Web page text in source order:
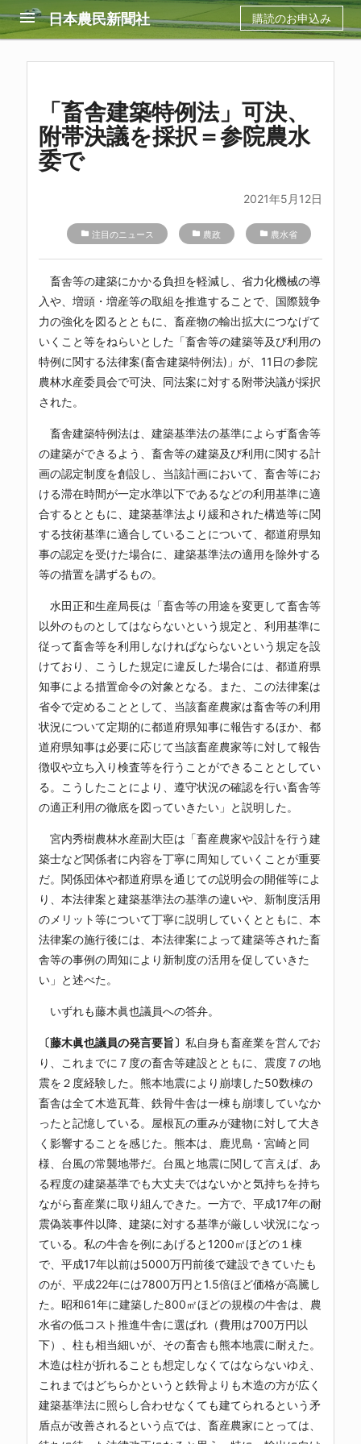
menu 日本農民新聞社 購読のお申込み
「畜舎建築特例法」可決、
附帯決議を採択＝参院農水
委で
2021年5月12日
folder 注目のニュース folder 農政 folder 農水省
畜舎等の建築にかかる負担を軽減し、省力化機械の導
入や、増頭・増産等の取組を推進することで、国際競争
力の強化を図るとともに、畜産物の輸出拡大につなげて
いくこと等をねらいとした「畜舎等の建築等及び利用の
特例に関する法律案(畜舎建築特例法)」が、11日の参院
農林水産委員会で可決、同法案に対する附帯決議が採択
された。
畜舎建築特例法は、建築基準法の基準によらず畜舎等
の建築ができるよう、畜舎等の建築及び利用に関する計
画の認定制度を創設し、当該計画において、畜舎等にお
ける滞在時間が一定水準以下であるなどの利用基準に適
合するとともに、建築基準法より緩和された構造等に関
する技術基準に適合していることについて、都道府県知
事の認定を受けた場合に、建築基準法の適用を除外する
等の措置を講ずるもの。
水田正和生産局長は「畜舎等の用途を変更して畜舎等
以外のものとしてはならないという規定と、利用基準に
従って畜舎等を利用しなければならないという規定を設
けており、こうした規定に違反した場合には、都道府県
知事による措置命令の対象となる。また、この法律案は
省令で定めることとして、当該畜産農家は畜舎等の利用
状況について定期的に都道府県知事に報告するほか、都
道府県知事は必要に応じて当該畜産農家等に対して報告
徴収や立ち入り検査等を行うことができることとしてい
る。こうしたことにより、遵守状況の確認を行い畜舎等
の適正利用の徹底を図っていきたい」と説明した。
宮内秀樹農林水産副大臣は「畜産農家や設計を行う建
築士など関係者に内容を丁寧に周知していくことが重要
だ。関係団体や都道府県を通じての説明会の開催等によ
り、本法律案と建築基準法の基準の違いや、新制度活用
のメリット等について丁寧に説明していくとともに、本
法律案の施行後には、本法律案によって建築等された畜
舎等の事例の周知により新制度の活用を促していきた
い」と述べた。
いずれも藤木眞也議員への答弁。
〔藤木眞也議員の発言要旨〕 私自身も畜産業を営んでお
り、これまでに７度の畜舎等建設とともに、震度７の地
震を２度経験した。熊本地震により崩壊した50数棟の
畜舎は全て木造瓦葺、鉄骨牛舎は一棟も崩壊していなか
ったと記憶している。屋根瓦の重みが建物に対して大き
く影響することを感じた。熊本は、鹿児島・宮崎と同
様、台風の常襲地帯だ。台風と地震に関して言えば、あ
る程度の建築基準でも大丈夫ではないかと気持ちを持ち
ながら畜産業に取り組んできた。一方で、平成17年の耐
震偽装事件以降、建築に対する基準が厳しい状況になっ
ている。私の牛舎を例にあげると1200㎡ほどの１棟
で、平成17年以前は5000万円前後で建設できていたも
のが、平成22年には7800万円と1.5倍ほど価格が高騰し
た。昭和61年に建築した800㎡ほどの規模の牛舎は、農
水省の低コスト推進牛舎に選ばれ（費用は700万円以
下）、柱も相当細いが、その畜舎も熊本地震に耐えた。
木造は柱が折れることも想定しなくてはならないゆえ、
これまではどちらかというと鉄骨よりも木造の方が広く
建築基準法に照らし合わせなくても建てられるという矛
盾点が改善されるという点では、畜産農家にとっては、